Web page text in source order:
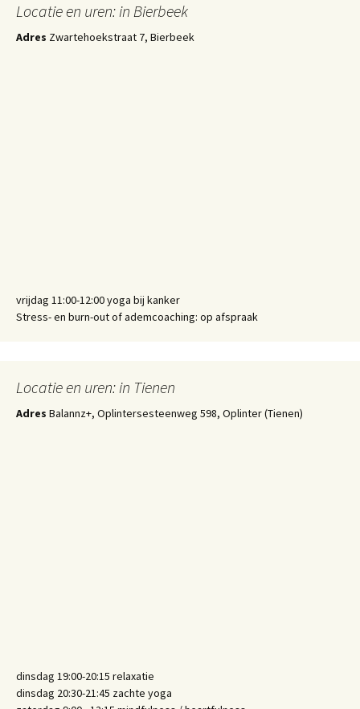
Locatie en uren: in Bierbeek
Adres Zwartehoekstraat 7, Bierbeek
vrijdag 11:00-12:00 yoga bij kanker
Stress- en burn-out of ademcoaching: op afspraak
Locatie en uren: in Tienen
Adres Balannz+, Oplintersesteenweg 598, Oplinter (Tienen)
dinsdag 19:00-20:15 relaxatie
dinsdag 20:30-21:45 zachte yoga